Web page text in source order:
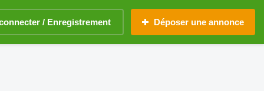
/ Enregistrement Déposer une annonce